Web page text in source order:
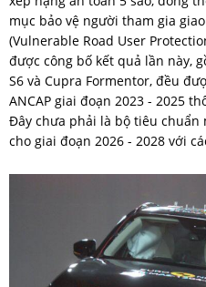
mục bảo vệ người tham gia
(Vulnerable Road User
được công bố kết quả lần này,
S6 và Cupra Formentor, đều
ANCAP giai đoạn 2023 - 2025
Đây chưa phải là bộ tiêu chuẩn
cho giai đoạn 2026 - 2028 với